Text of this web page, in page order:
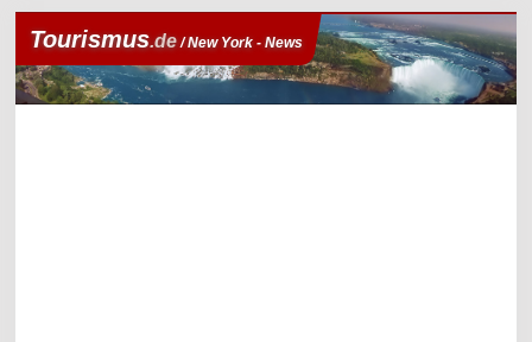
Tourismus.de/ New York - News